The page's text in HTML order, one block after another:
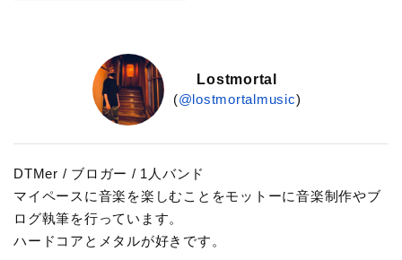
Lostmortal
(@lostmortalmusic)
DTMer / ブロガー / 1人バンド
マイペースに音楽を楽しむことをモットーに音楽制作やブ
ログ執筆を行っています。
ハードコアとメタルが好きです。